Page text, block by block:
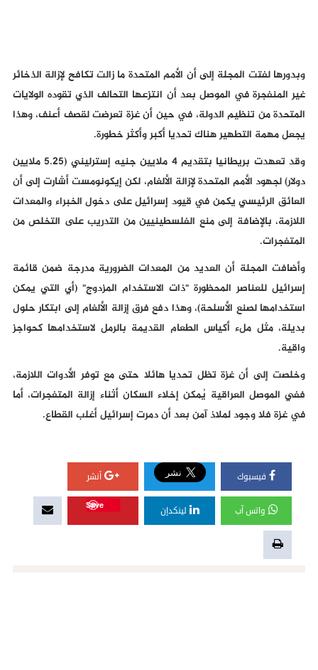
وبدورها لفتت المجلة إلى أن الأمم المتحدة ما زالت تكافح لإزالة الذخائر
غير المنفجرة في الموصل بعد أن انتزعها التحالف الذي تقوده الولايات
المتحدة من تنظيم الدولة، في حين أن غزة تعرضت لقصف أعنف، وهذا
يجعل مهمة التطهير هناك تحديا أكبر وأكثر خطورة.
وقد تعهدت بريطانيا بتقديم 4 ملايين جنيه إسترليني (5.25 ملايين
دولار) لجهود الأمم المتحدة لإزالة الألغام، لكن إيكونومست أشارت إلى أن
العائق الرئيسي يكمن في قيود إسرائيل على دخول الخبراء والمعدات
اللازمة، بالإضافة إلى منع الفلسطينيين من التدريب على التخلص من
المتفجرات.
وأضافت المجلة أن العديد من المعدات الضرورية مدرجة ضمن قائمة
إسرائيل للعناصر المحظورة "ذات الاستخدام المزدوج" (أي التي يمكن
استخدامها لصنع الأسلحة)، وهذا دفع فرق إزالة الألغام إلى ابتكار حلول
بديلة، مثل ملء أكياس الطعام القديمة بالرمل لاستخدامها كحواجز
واقية.
وخلصت إلى أن غزة تظل تحديا هائلا حتى مع توفر الأدوات اللازمة،
ففي الموصل العراقية يُمكن إخلاء السكان أثناء إزالة المتفجرات، أما
في غزة فلا وجود لملاذ آمن بعد أن دمرت إسرائيل أغلب القطاع.
فيسبوك أنشر
واتس آب لينكدإن
Save